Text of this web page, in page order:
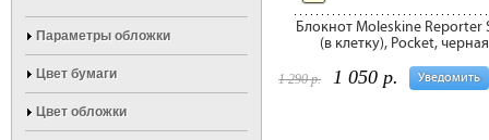
Блокнот Moleskine Reporter
(в клетку), Pocket, черная
Уведомить
1 290 р. 1 050 р.
Параметры обложки
Цвет бумаги
Цвет обложки